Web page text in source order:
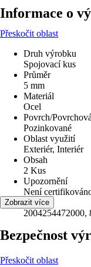
Informace o
Přeskočit oblast
Druh výrobku
Spojovací kus
Průměr
5 mm
Materiál
Ocel
Povrch/
Pozinkované
Oblast využití
Exteriér, Interiér
Obsah
2 Kus
Upozornění
Není
EAN
2004254472000,
Zobrazit více
Bezpečnost
Přeskočit oblast